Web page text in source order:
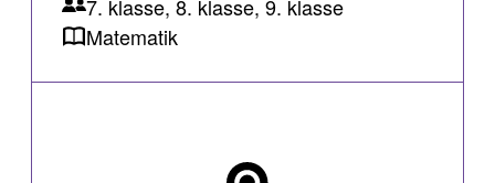
7. klasse, 8. klasse, 9. klasse
Matematik